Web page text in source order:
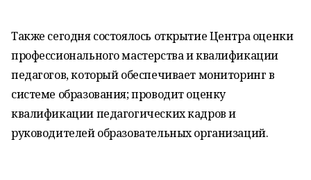
Также сегодня состоялось открытие Центра оценки
профессионального мастерства и квалификации
педагогов, который обеспечивает мониторинг в
системе образования; проводит оценку
квалификации педагогических кадров и
руководителей образовательных организаций.